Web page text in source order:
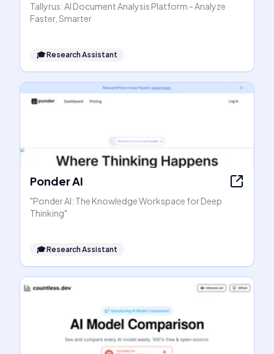
Tallyrus: AI Document Analysis Platform - Analyze
Faster, Smarter
🎓Research Assistant
Ponder AI
"Ponder AI: The Knowledge Workspace for Deep
Thinking"
🎓Research Assistant